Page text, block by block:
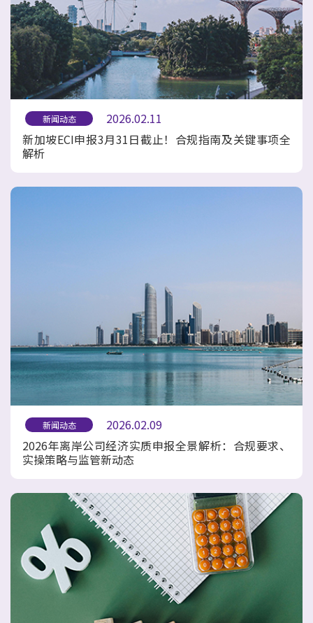
新闻动态
2026.02.11
新加坡ECI申报3月31日截止！合规指南及关键事项全
解析
新闻动态
2026.02.09
2026年离岸公司经济实质申报全景解析：合规要求、
实操策略与监管新动态